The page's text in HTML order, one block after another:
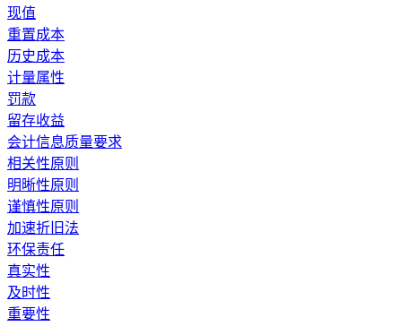
现值
重置成本
历史成本
计量属性
罚款
留存收益
会计信息质量要求
相关性原则
明晰性原则
谨慎性原则
加速折旧法
环保责任
真实性
及时性
重要性